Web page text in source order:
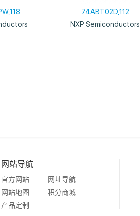
74ABT02D,112
NXP Semiconductors
网站导航
官方网站
网址导航
网站地图
积分商城
产品定制